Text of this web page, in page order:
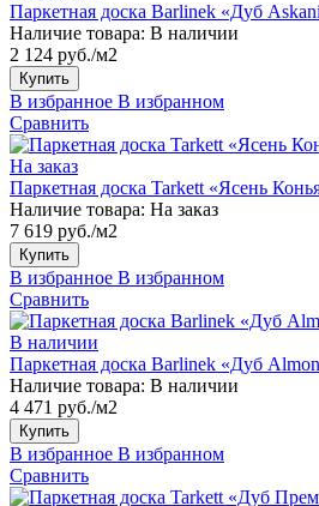
Паркетная доска Barlinek «Дуб
Наличие товара: В наличии
2 124 руб./м2
Купить
В избранное В избранном
Сравнить
На заказ
Паркетная доска Tarkett «Ясень
Наличие товара: На заказ
7 619 руб./м2
Купить
В избранное В избранном
Сравнить
В наличии
Паркетная доска Barlinek «Дуб
Наличие товара: В наличии
4 471 руб./м2
Купить
В избранное В избранном
Сравнить